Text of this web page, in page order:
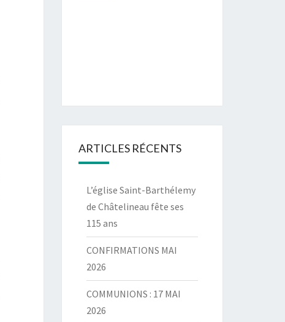
ARTICLES RÉCENTS
L’église Saint-Barthélemy
de Châtelineau fête ses
115 ans
CONFIRMATIONS MAI
2026
COMMUNIONS : 17 MAI
2026